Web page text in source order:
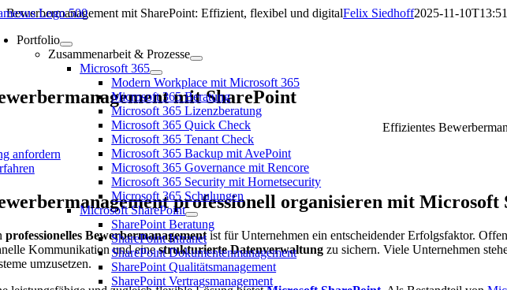
Zum
springen
Portfolio
Zusammenarbeit & Prozesse
Microsoft 365
Modern Workplace mit Microsoft 365
Microsoft 365 Beratung
Microsoft 365 Lizenzberatung
Microsoft 365 Quick Check
Microsoft 365 Tenant Check
Microsoft 365 Backup mit AvePoint
Microsoft 365 Governance mit Rencore
Microsoft 365 Security mit Hornetsecurity
Microsoft 365 Schulungen
Microsoft SharePoint
SharePoint Beratung
SharePoint Intranet
SharePoint Dokumentenmanagement
SharePoint Qualitätsmanagement
SharePoint Vertragsmanagement
Bewerbermanagement mit SharePoint: Effizient, flexibel und digitalFelix Siedhoff2025-11-
mit SharePoint
Effizientes
anfordern
professionell organisieren mit Microsoft
professionelles Bewerbermanagementist für Unternehmen ein entscheidender Erfolgsfaktor.
Kommunikation und einestrukturierte Datenverwaltung zu sichern. Viele Unternehmen
umzusetzen.